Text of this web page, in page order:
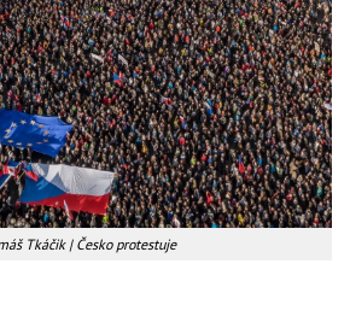
Tkáčik | Česko protestuje